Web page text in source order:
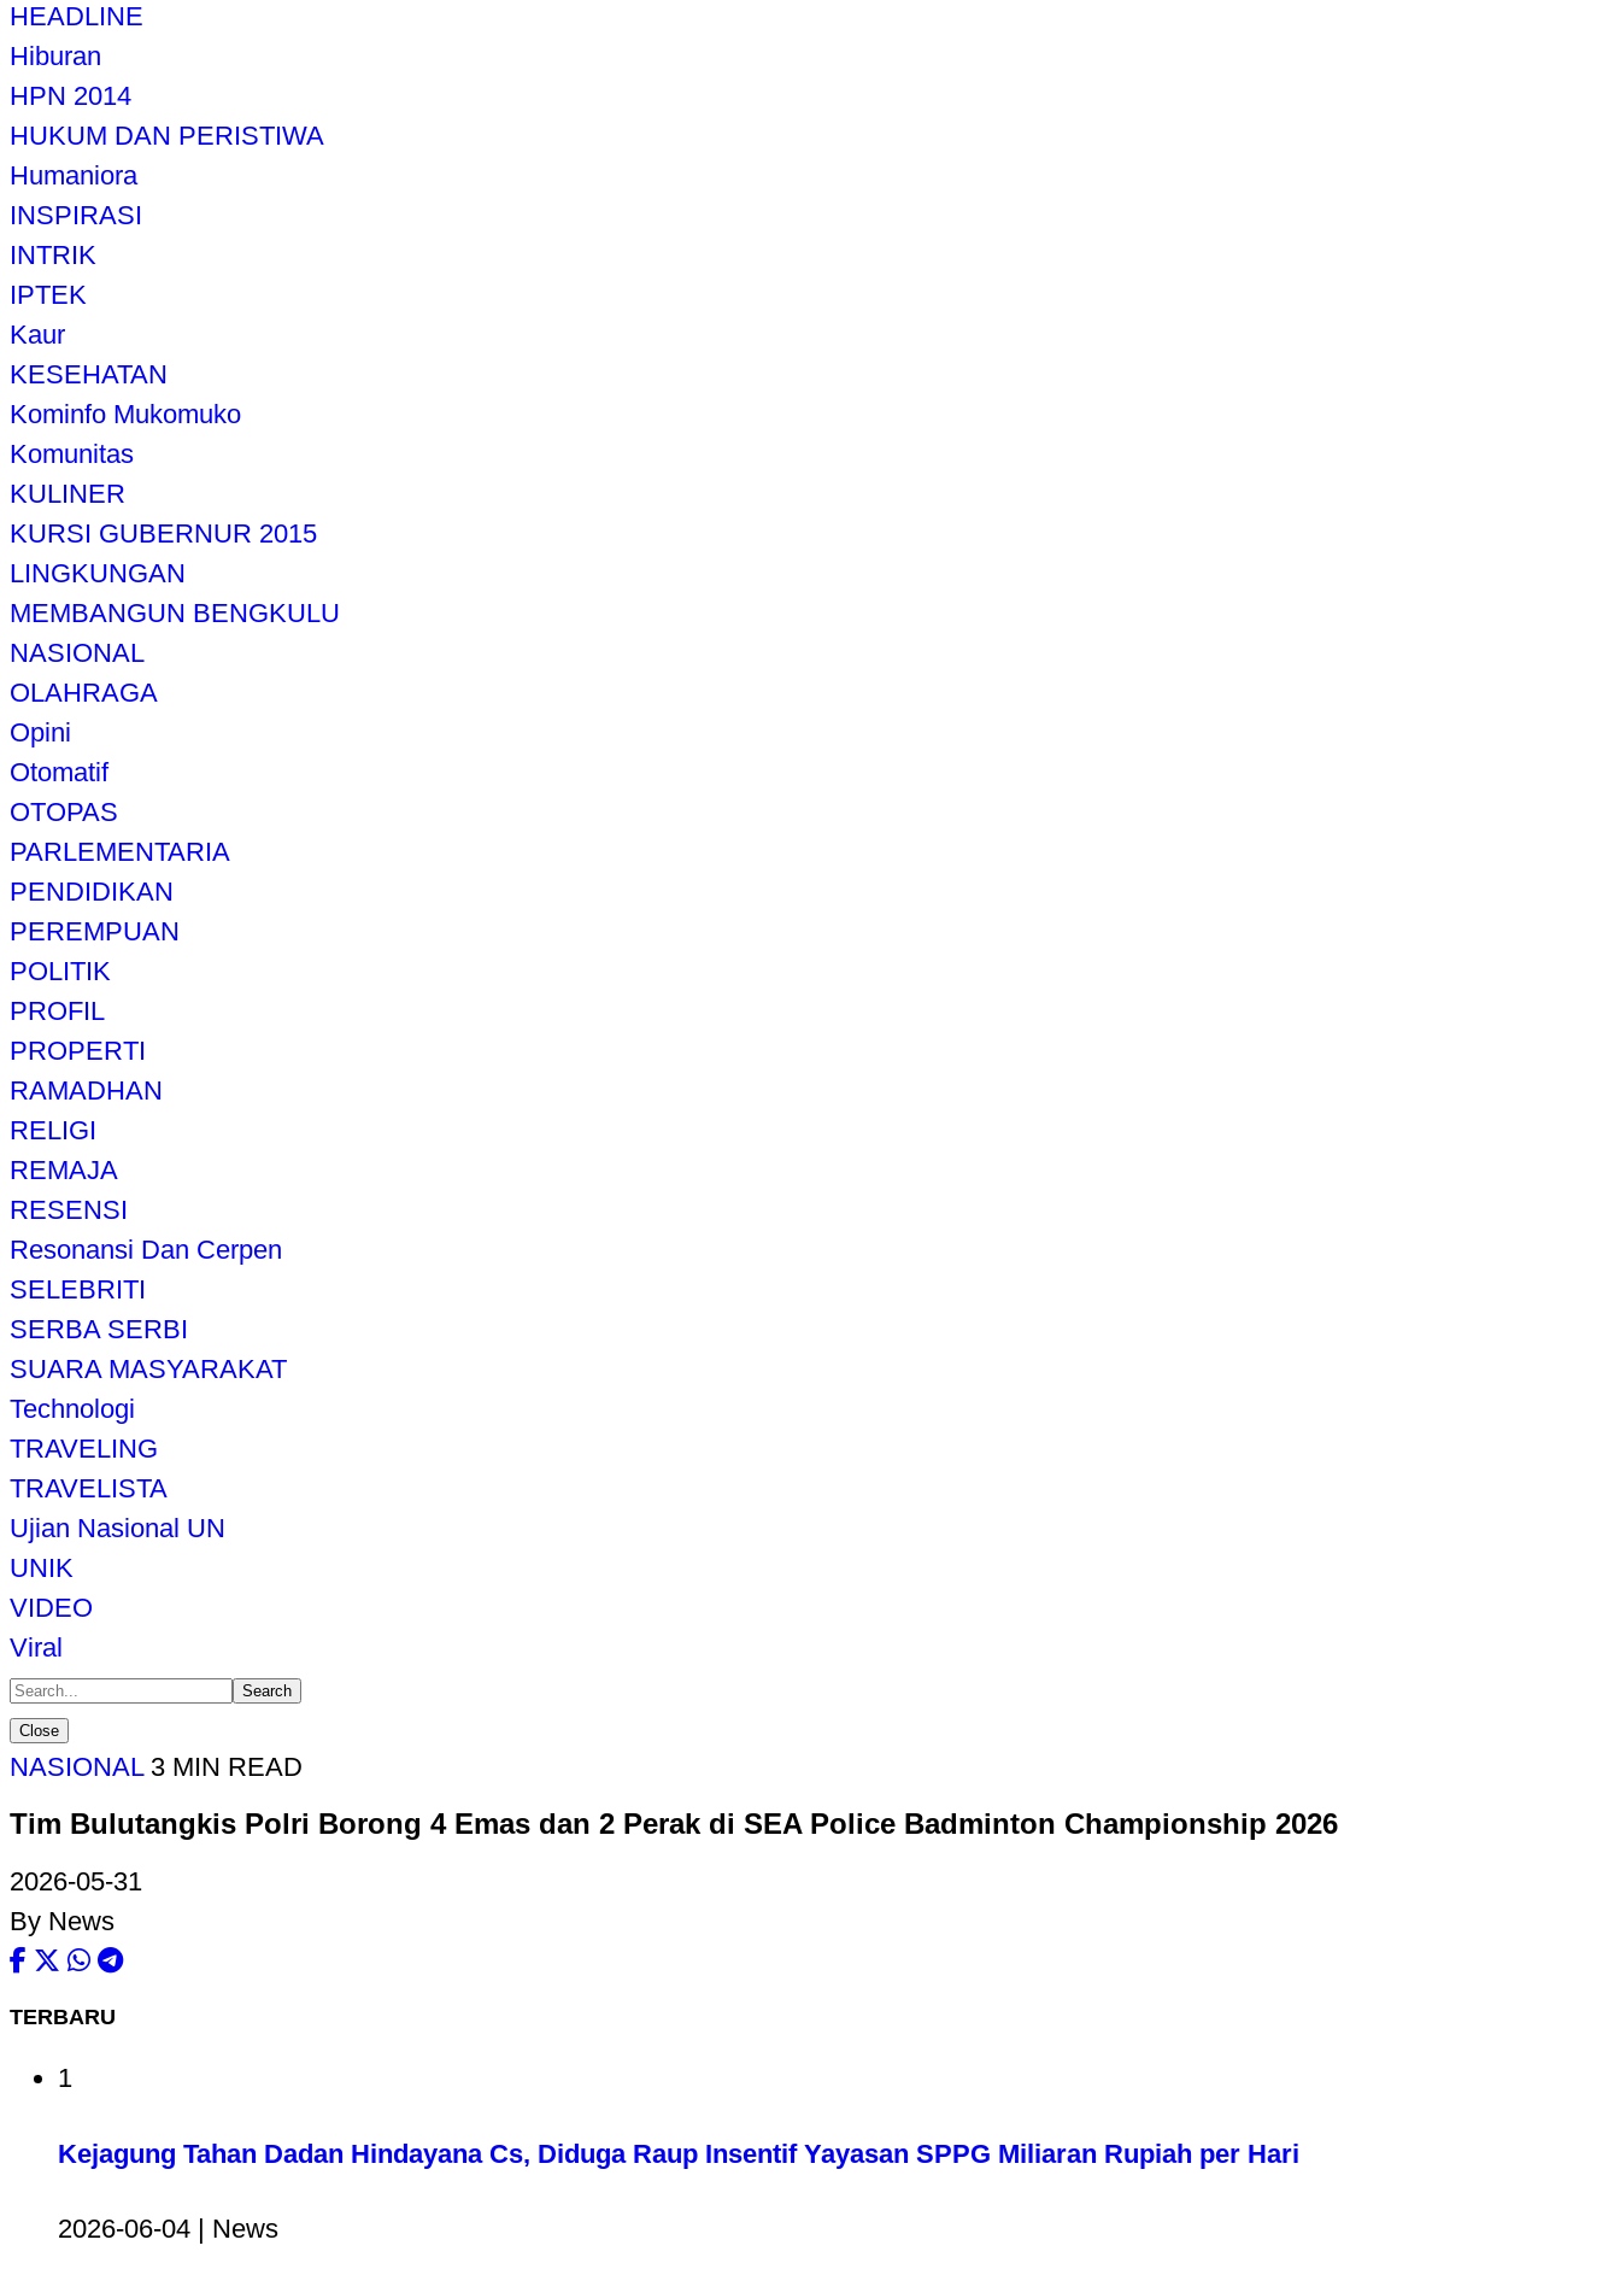
HEADLINE
Hiburan
HPN 2014
HUKUM DAN PERISTIWA
Humaniora
INSPIRASI
INTRIK
IPTEK
Kaur
KESEHATAN
Kominfo Mukomuko
Komunitas
KULINER
KURSI GUBERNUR 2015
LINGKUNGAN
MEMBANGUN BENGKULU
NASIONAL
OLAHRAGA
Opini
Otomatif
OTOPAS
PARLEMENTARIA
PENDIDIKAN
PEREMPUAN
POLITIK
PROFIL
PROPERTI
RAMADHAN
RELIGI
REMAJA
RESENSI
Resonansi Dan Cerpen
SELEBRITI
SERBA SERBI
SUARA MASYARAKAT
Technologi
TRAVELING
TRAVELISTA
Ujian Nasional UN
UNIK
VIDEO
Viral
Search
Close
NASIONAL 3 MIN READ
Tim Bulutangkis Polri Borong 4 Emas dan 2 Perak di SEA Police Badminton Championship 2026
2026-05-31
By News
TERBARU
1
Kejagung Tahan Dadan Hindayana Cs, Diduga Raup Insentif Yayasan SPPG Miliaran Rupiah per Hari
2026-06-04 | News